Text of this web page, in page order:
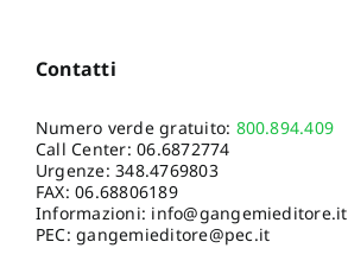
Contatti
Numero verde gratuito: 800.894.409
Call Center:06.6872774
Urgenze:348.4769803
FAX: 06.68806189
Informazioni: info@gangemieditore.it
PEC: gangemieditore@pec.it